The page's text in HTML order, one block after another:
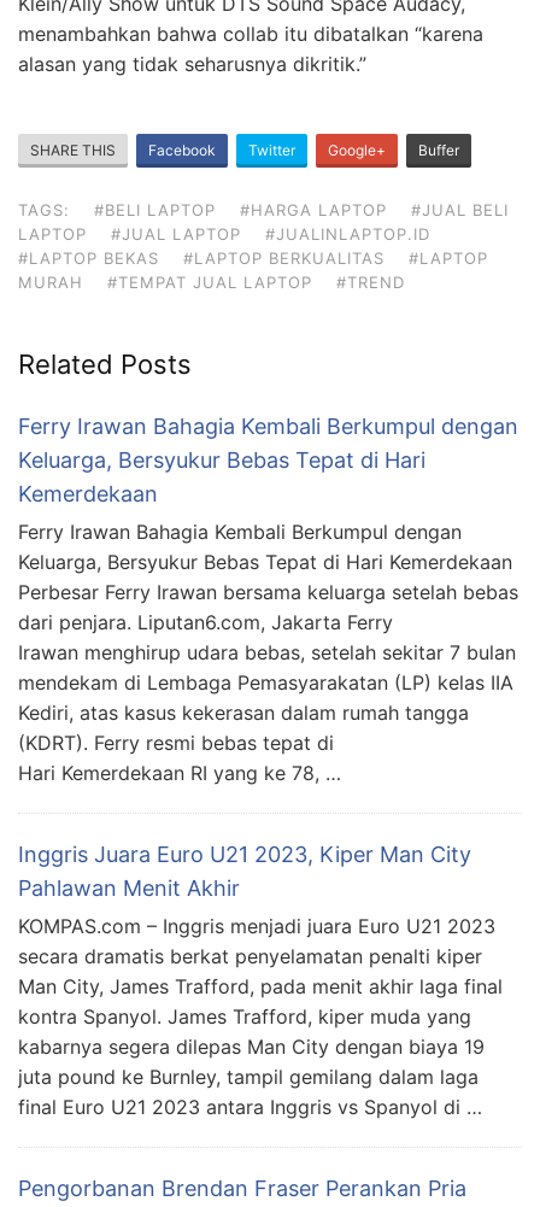
menambahkan bahwa collab itu dibatalkan “karena
alasan yang tidak seharusnya dikritik.”
SHARE THIS Facebook Twitter Google+ Buffer
TAGS: #BELI LAPTOP #HARGA LAPTOP
#JUAL BELI
LAPTOP
#JUAL LAPTOP
#JUALINLAPTOP.ID
#LAPTOP BEKAS
#LAPTOP BERKUALITAS
#LAPTOP
MURAH
#TEMPAT JUAL LAPTOP #TREND
Related Posts
Ferry Irawan Bahagia Kembali Berkumpul dengan
Keluarga, Bersyukur Bebas Tepat di Hari
Kemerdekaan
Ferry Irawan Bahagia Kembali Berkumpul dengan
Keluarga, Bersyukur Bebas Tepat di Hari Kemerdekaan
Perbesar Ferry Irawan bersama keluarga setelah bebas
dari penjara. Liputan6.com, Jakarta Ferry
Irawan menghirup udara bebas, setelah sekitar 7 bulan
mendekam di Lembaga Pemasyarakatan (LP) kelas IIA
Kediri, atas kasus kekerasan dalam rumah tangga
(KDRT). Ferry resmi bebas tepat di
Hari Kemerdekaan RI yang ke 78, …
Inggris Juara Euro U21 2023, Kiper Man City
Pahlawan Menit Akhir
KOMPAS.com – Inggris menjadi juara Euro U21 2023
secara dramatis berkat penyelamatan penalti kiper
Man City, James Trafford, pada menit akhir laga final
kontra Spanyol. James Trafford, kiper muda yang
kabarnya segera dilepas Man City dengan biaya 19
juta pound ke Burnley, tampil gemilang dalam laga
final Euro U21 2023 antara Inggris vs Spanyol di …
Pengorbanan Brendan Fraser Perankan Pria